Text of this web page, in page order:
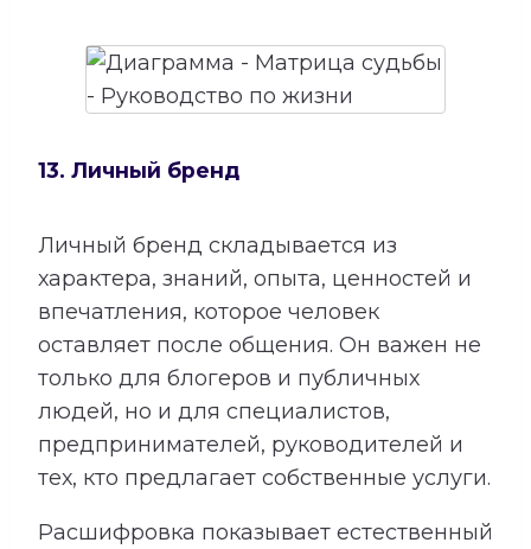
13. Личный бренд
Личный бренд складывается из
характера, знаний, опыта, ценностей и
впечатления, которое человек
оставляет после общения. Он важен не
только для блогеров и публичных
людей, но и для специалистов,
предпринимателей, руководителей и
тех, кто предлагает собственные услуги.
Расшифровка показывает естественный